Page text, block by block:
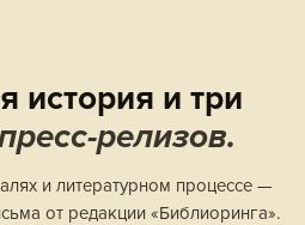
история и три
релизов.
и литературном процессе —
от редакции «Библиоринга».